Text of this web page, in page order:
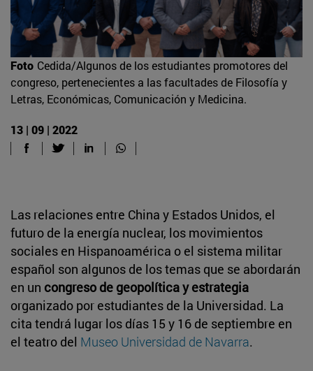
Foto Cedida/Algunos de los estudiantes promotores del
congreso, pertenecientes a las facultades de Filosofía y
Letras, Económicas, Comunicación y Medicina.
13 | 09 | 2022
Las relaciones entre China y Estados Unidos, el
futuro de la energía nuclear, los movimientos
sociales en Hispanoamérica o el sistema militar
español son algunos de los temas que se abordarán
en un congreso de geopolítica y estrategia
organizado por estudiantes de la Universidad. La
cita tendrá lugar los días 15 y 16 de septiembre en
el teatro del Museo Universidad de Navarra.